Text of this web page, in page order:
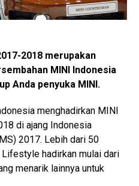
2018 merupakan
MINI Indonesia
Anda penyuka MINI.
menghadirkan MINI
di ajang Indonesia
2017. Lebih dari 50
hadirkan mulai dari
menarik lainnya untuk